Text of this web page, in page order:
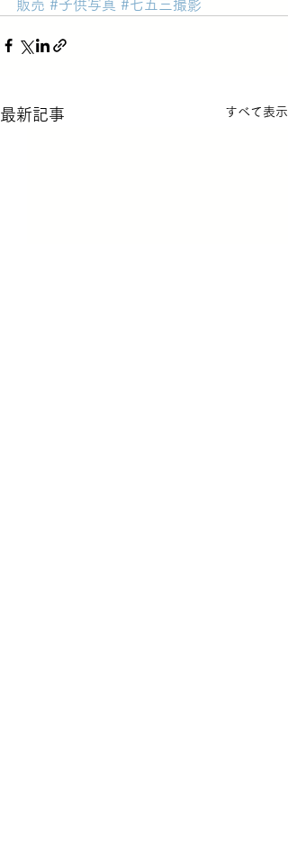
販売 #子供写真 #七五三撮影
最新記事 すべて表示